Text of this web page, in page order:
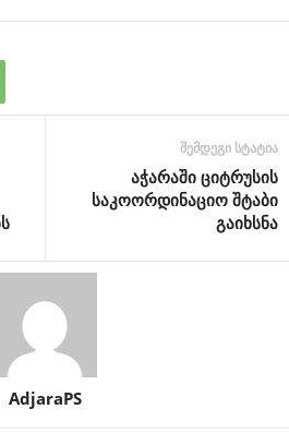
შემდეგი სტატია
აჭარაში ციტრუსის
საკოორდინაციო შტაბი
გაიხსნა
AdjaraPS